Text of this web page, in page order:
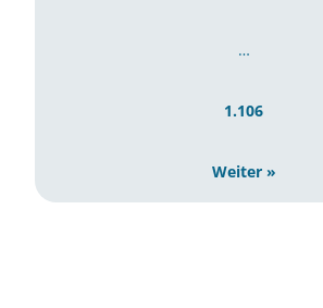
…
1.106
Weiter »